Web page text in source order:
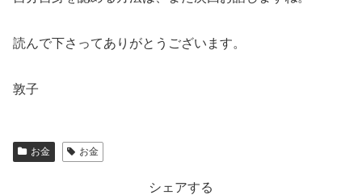
読んで下さってありがとうございます。
敦子
お金 お金
シェアする